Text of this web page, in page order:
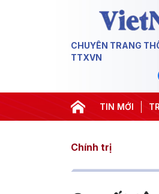
CHUYÊN TRANG
TTXVN
TIN MỚI
dịch 500 ngày đêm #Chống
Chính trị